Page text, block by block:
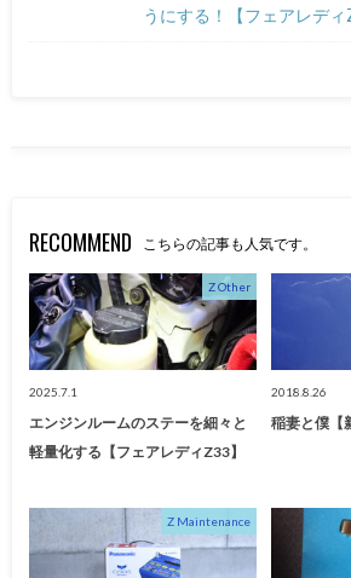
うにする！【フェアレディ
RECOMMEND こちらの記事も人気です。
Z Other
2025.7.1
エンジンルームのステーを細々と
軽量化する【フェアレディZ33】
2018.8.26
稲妻と僕【
Z Maintenance